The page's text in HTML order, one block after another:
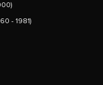
- 1981)